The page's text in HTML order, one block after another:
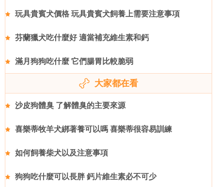
玩具貴賓犬價格 玩具貴賓犬飼養上需要注意事項
芬蘭獵犬吃什麼好 適當補充維生素和鈣
滿月狗狗吃什麼 它們腸胃比較脆弱
大家都在看
沙皮狗體臭 了解體臭的主要來源
喜樂蒂牧羊犬綁著養可以嗎 喜樂蒂很容易訓練
如何飼養柴犬以及注意事項
狗狗吃什麼可以長胖 鈣片維生素必不可少